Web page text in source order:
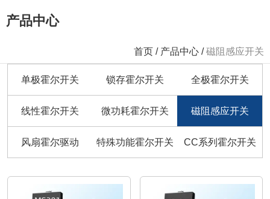
产品中心
首页 / 产品中心 /磁阻感应开关
单极霍尔开关 锁存霍尔开关 全极霍尔开关
线性霍尔开关 微功耗霍尔开关 磁阻感应开关
风扇霍尔驱动 特殊功能霍尔开关 CC系列霍尔开关